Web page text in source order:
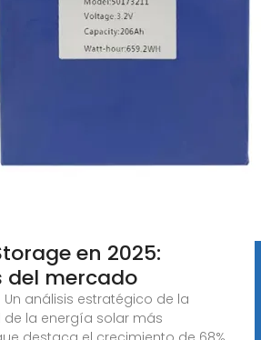
en 2025:
del mercado
Un análisis estratégico de la
la energía solar más